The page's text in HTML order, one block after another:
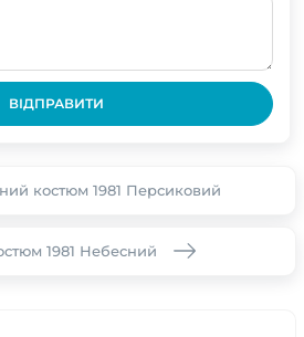
ВІДПРАВИТИ
костюм 1981 Персиковий
1981 Небесний